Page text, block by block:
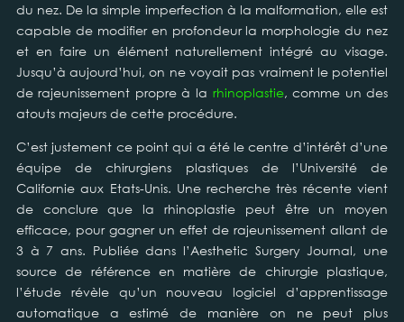
du nez. De la simple imperfection à la malformation, elle est
capable de modifier en profondeur la morphologie du nez
et en faire un élément naturellement intégré au visage.
Jusqu’à aujourd’hui, on ne voyait pas vraiment le potentiel
de rajeunissement propre à la rhinoplastie, comme un des
atouts majeurs de cette procédure.
C’est justement ce point qui a été le centre d’intérêt d’une
équipe de chirurgiens plastiques de l’Université de
Californie aux Etats-Unis. Une recherche très récente vient
de conclure que la rhinoplastie peut être un moyen
efficace, pour gagner un effet de rajeunissement allant de
3 à 7 ans. Publiée dans l’Aesthetic Surgery Journal, une
source de référence en matière de chirurgie plastique,
l’étude révèle qu’un nouveau logiciel d’apprentissage
automatique a estimé de manière on ne peut plus